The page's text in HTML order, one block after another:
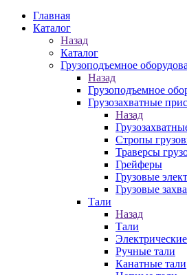
Главная
Каталог
Назад
Каталог
Грузоподъемное
Назад
Грузоподъемное
Грузозахватные
Назад
Стропы
Траверсы
Грейферы
Грузовые
Грузовые
Тали
Назад
Тали
Ручные тали
Канатные тали